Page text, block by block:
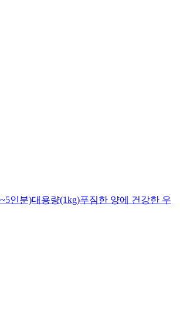
인분)대용량(1kg)푸짐한 양에 건강한 우